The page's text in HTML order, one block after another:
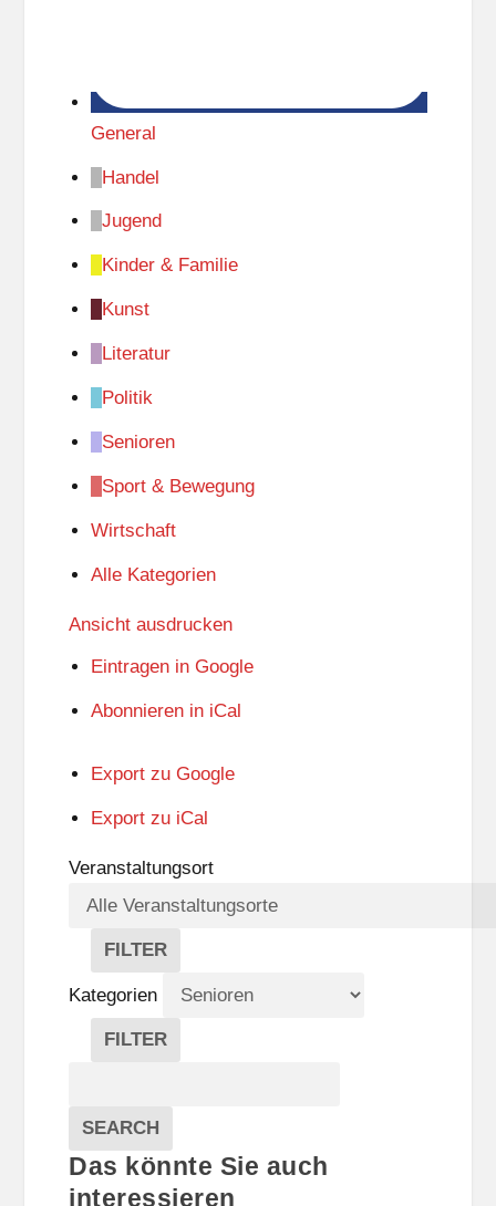
General
Handel
Jugend
Kinder & Familie
Kunst
Literatur
Politik
Senioren
Sport & Bewegung
Wirtschaft
Alle Kategorien
Ansicht ausdrucken
Eintragen in Google
Abonnieren in iCal
Export zu Google
Export zu iCal
Veranstaltungsort
FILTER
V
E
R
A
A
L
T
U
Kategorien
FILTER
E
G
O
R
Veranstaltungen
SEARCH
Das könnte Sie auch
interessieren